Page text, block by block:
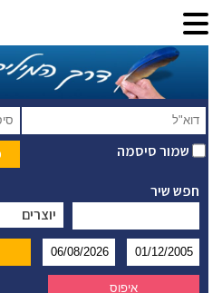
שמור סיסמה
חפש שיר
יוצרים